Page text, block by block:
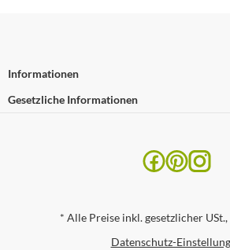
Informationen
Gesetzliche Informationen
* Alle Preise inkl. gesetzlicher USt.,
Datenschutz-